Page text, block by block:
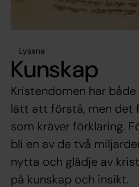
Lyssna
Kunskap
Kristendomen har
lätt att förstå, men det
som kräver förklaring.
bli en av de två
nytta och glädje av
på kunskap och insikt.